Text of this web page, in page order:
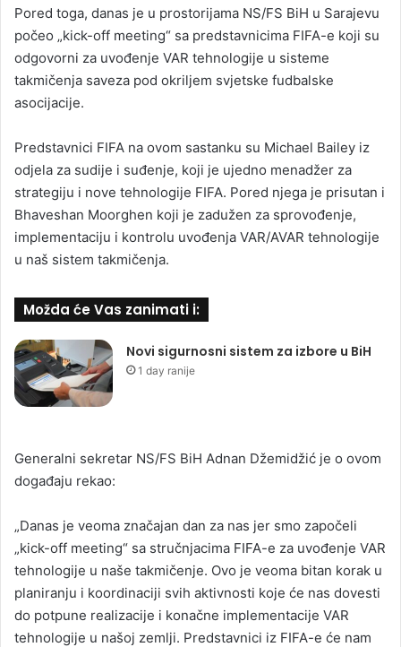
Pored toga, danas je u prostorijama NS/FS BiH u Sarajevu
počeo „kick-off meeting“ sa predstavnicima FIFA-e koji su
odgovorni za uvođenje VAR tehnologije u sisteme
takmičenja saveza pod okriljem svjetske fudbalske
asocijacije.
Predstavnici FIFA na ovom sastanku su Michael Bailey iz
odjela za sudije i suđenje, koji je ujedno menadžer za
strategiju i nove tehnologije FIFA. Pored njega je prisutan i
Bhaveshan Moorghen koji je zadužen za sprovođenje,
implementaciju i kontrolu uvođenja VAR/AVAR tehnologije
u naš sistem takmičenja.
Možda će Vas zanimati i:
Novi sigurnosni sistem za izbore u BiH
1 day ranije
Generalni sekretar NS/FS BiH Adnan Džemidžić je o ovom
događaju rekao:
„Danas je veoma značajan dan za nas jer smo započeli
„kick-off meeting“ sa stručnjacima FIFA-e za uvođenje VAR
tehnologije u naše takmičenje. Ovo je veoma bitan korak u
planiranju i koordinaciji svih aktivnosti koje će nas dovesti
do potpune realizacije i konačne implementacije VAR
tehnologije u našoj zemlji. Predstavnici iz FIFA-e će nam